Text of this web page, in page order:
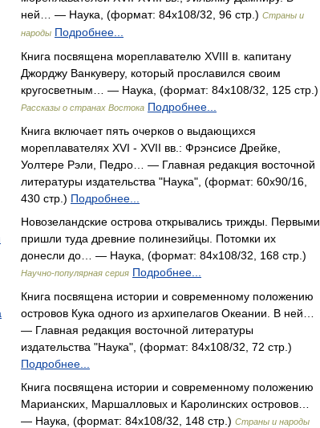
ней… — Наука, (формат: 84x108/32, 96 стр.) Страны и
народы Подробнее...
Книга посвящена мореплавателю XVIII в. капитану
Джорджу Ванкуверу, который прославился своим
кругосветным… — Наука, (формат: 84x108/32, 125 стр.)
Рассказы о странах Востока Подробнее...
Книга включает пять очерков о выдающихся
мореплавателях XVI - XVII вв.: Фрэнсисе Дрейке,
Уолтере Рэли, Педро… — Главная редакция восточной
литературы издательства "Наука", (формат: 60x90/16,
430 стр.) Подробнее...
Новозеландские острова открывались трижды. Первыми
пришли туда древние полинезийцы. Потомки их
донесли до… — Наука, (формат: 84x108/32, 168 стр.)
Научно-популярная серия Подробнее...
Книга посвящена истории и современному положению
островов Кука одного из архипелагов Океании. В ней…
— Главная редакция восточной литературы
издательства "Наука", (формат: 84x108/32, 72 стр.)
Подробнее...
Книга посвящена истории и современному положению
Марианских, Маршалловых и Каролинских островов…
— Наука, (формат: 84x108/32, 148 стр.) Страны и народы